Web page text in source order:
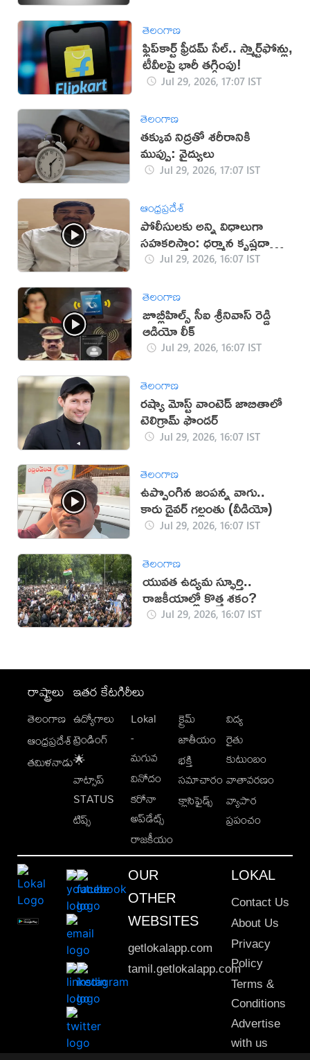
తెలంగాణ
ఫ్లిప్‌కార్ట్ ఫ్రీడమ్ సేల్.. స్మార్ట్‌ఫోన్లు,
టీవీలపై భారీ తగ్గింపు!
Jul 29, 2026, 17:07 IST
తెలంగాణ
తక్కువ నిద్రతో శరీరానికి
ముప్పు: వైద్యులు
Jul 29, 2026, 17:07 IST
ఆంధ్రప్రదేశ్
పోలీసులకు అన్ని విధాలుగా
సహకరిస్తాం: ధర్మాన కృష్ణదాస్
(వీడియో)
Jul 29, 2026, 16:07 IST
తెలంగాణ
జూబ్లీహిల్స్ సీఐ శ్రీనివాస్ రెడ్డి
ఆడియో లీక్
Jul 29, 2026, 16:07 IST
తెలంగాణ
రష్యా మోస్ట్ వాంటెడ్ జాబితాలో
టెలిగ్రామ్ ఫౌండర్
Jul 29, 2026, 16:07 IST
తెలంగాణ
ఉప్పొంగిన జంపన్న వాగు..
కారు డ్రైవర్ గల్లంతు (వీడియో)
Jul 29, 2026, 16:07 IST
తెలంగాణ
యువత ఉద్యమ స్ఫూర్తి..
రాజకీయాల్లో కొత్త శకం?
Jul 29, 2026, 16:07 IST
రాష్ట్రాలు
తెలంగాణ
ఆంధ్రప్రదేశ్
తమిళనాడు
ఇతర కేటగిరీలు
ఉద్యోగాలు
ట్రెండింగ్
🌟
వాట్సాప్
STATUS
టిప్స్
Lokal
-
మగువ
వినోదం
కరోనా
అప్‌డేట్స్
రాజకీయం
క్రైమ్
జాతీయం
భక్తి
సమాచారం
క్లాసిఫైడ్స్
విద్య
రైతు
కుటుంబం
వాతావరణం
వ్యాపార
ప్రపంచం
OUR
OTHER
WEBSITES
getlokalapp.com
tamil.getlokalapp.com
LOKAL
Contact Us
About Us
Privacy
Policy
Terms &
Conditions
Advertise
with us